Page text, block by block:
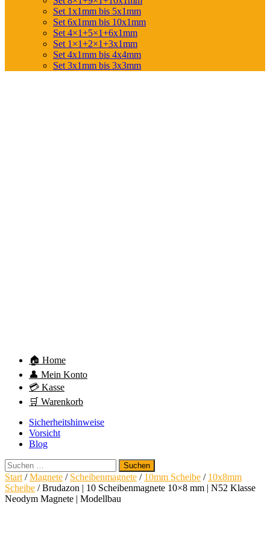
Set 1x1mm bis 5x1mm
Set 6x1mm bis 10x1mm
Set 4×1+5×1+6x1mm
Set 1×1+2×1+3x1mm
Set 4x1mm bis 4x4mm
Set 3x1mm bis 3x3mm
🏠 Home
👤 Mein Konto
💳 Kasse
🛒 Warenkorb
Sicherheitshinweise
Vorsicht
Blog
Suchen
nach:
Start /Magnete / Scheibenmagnete / 10mm Scheibe / 10x8mm
Scheibe / Brudazon | 10 Scheibenmagnete 10×8 mm | N52 Klasse
Neodym Magnete | Modellbau